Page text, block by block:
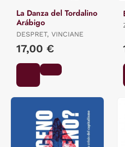
La Danza del Tordalino
Arábigo
DESPRET, VINCIANE
17,00 €